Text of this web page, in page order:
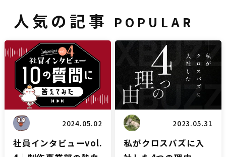
人気の記事 POPULAR
雑談
2024.05.02
社員インタビューvol.
ブログ
2023.05.31
私がクロスバズに入